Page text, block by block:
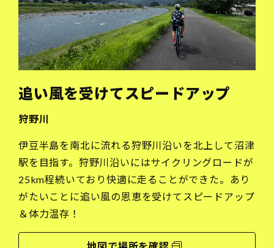
追い風を受けてスピードアップ
狩野川
伊豆半島を南北に流れる狩野川沿いを北上して沼津
駅を目指す。狩野川沿いにはサイクリングロードが
25km程続いており快適に走ることができた。あり
がたいことに追い風の恩恵を受けてスピードアップ
＆体力温存！